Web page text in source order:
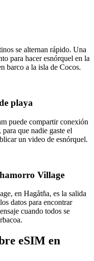
se alternan rápido. Una
para hacer esnórquel en la
barco a la isla de Cocos.
playa
puede compartir conexión
que nadie gaste el
un video de esnórquel.
Village
en Hagåtña, es la salida
datos para encontrar
cuando todos se
eSIM en